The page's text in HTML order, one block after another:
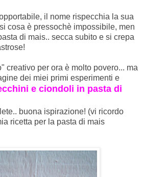
il nome rispecchia la sua
cosa è pressochè impossibile, men
di mais.. secca subito e si crepa
creativo per ora è molto povero... ma
dei miei primi esperimenti e
e ciondoli in pasta di
buona ispirazione! (vi ricordo
ricetta per la pasta di mais